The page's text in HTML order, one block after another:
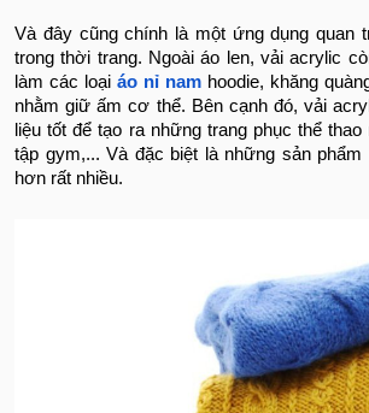
Và đây cũng chính là một ứng dụng quan
trong thời trang. Ngoài áo len, vải acrylic
làm các loại áo nỉ nam hoodie, khăng
nhằm giữ ấm cơ thể. Bên cạnh đó, vải
liệu tốt để tạo ra những trang phục thể
tập gym,... Và đặc biệt là những sản
hơn rất nhiều.